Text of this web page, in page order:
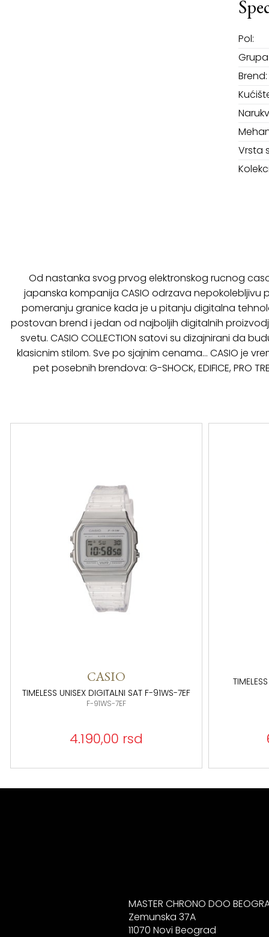
Pol:
Brend:
Vrsta
Od nastanka svog prvog elektronskog rucnog
japanska kompanija CASIO odrzava nepokolebljivu
pomeranju granice kada je u pitanju digitalna
postovan brend i jedan od najboljih digitalnih
svetu. CASIO COLLECTION satovi su dizajnirani da
klasicnim stilom. Sve po sjajnim cenama… CASIO je
pet posebnih brendova: G-SHOCK, EDIFICE, PRO
CASIO
TIMELESS UNISEX DIGITALNI SAT F-91WS-7EF
F-91WS-7EF
4.190,00 rsd
MASTER CHRONO DOO
Zemunska 37A
11070 Novi Beograd